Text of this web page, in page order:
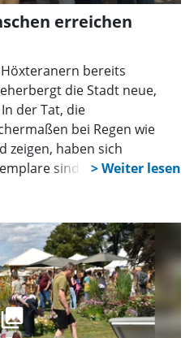
erreichen
bereits
die Stadt neue,
der Tat, die
bei Regen wie
zeigen, haben sich
sind „eingezogen”,